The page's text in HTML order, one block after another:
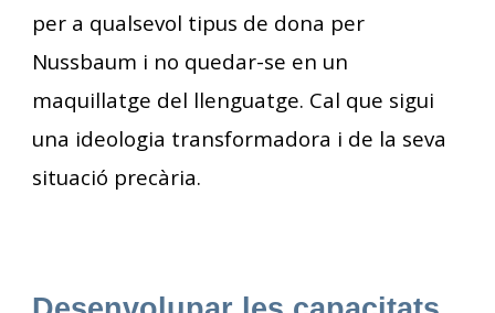
per a qualsevol tipus de dona per
Nussbaum i no quedar-se en un
maquillatge del llenguatge. Cal que sigui
una ideologia transformadora i de la seva
situació precària.